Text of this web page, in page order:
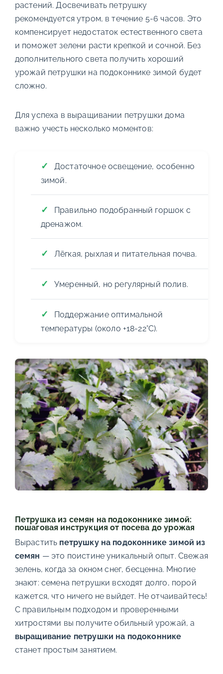
растений. Досвечивать петрушку
рекомендуется утром, в течение 5-6 часов. Это
компенсирует недостаток естественного света
и поможет зелени расти крепкой и сочной. Без
дополнительного света получить хороший
урожай петрушки на подоконнике зимой будет
сложно.
Для успеха в выращивании петрушки дома
важно учесть несколько моментов:
Достаточное освещение, особенно
зимой.
Правильно подобранный горшок с
дренажом.
Лёгкая, рыхлая и питательная почва.
Умеренный, но регулярный полив.
Поддержание оптимальной
температуры (около +18-22°C).
Петрушка из семян на подоконнике зимой:
пошаговая инструкция от посева до урожая
Вырастить петрушку на подоконнике зимой из
семян — это поистине уникальный опыт. Свежая
зелень, когда за окном снег, бесценна. Многие
знают: семена петрушки всходят долго, порой
кажется, что ничего не выйдет. Не отчаивайтесь!
С правильным подходом и проверенными
хитростями вы получите обильный урожай, а
выращивание петрушки на подоконнике
станет простым занятием.